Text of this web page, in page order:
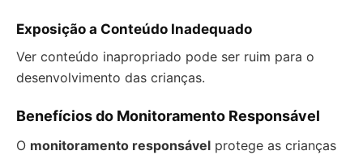
Exposição a Conteúdo Inadequado
Ver conteúdo inapropriado pode ser ruim para o
desenvolvimento das crianças.
Benefícios do Monitoramento Responsável
O monitoramento responsável protege as crianças